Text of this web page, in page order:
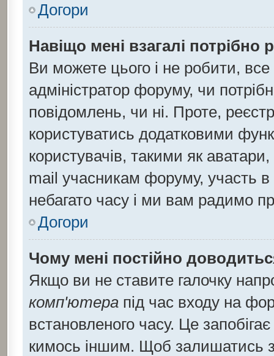
Догори
Навіщо мені взагалі потрібно
Ви можете цього і не робити,
адміністратор форуму, чи
повідомлень, чи ні. Проте,
користуватись додатковими
користувачів, такими як
mail учасникам форуму, участь в
небагато часу і ми вам радимо
Догори
Чому мені постійно
Якщо ви не ставите галочку
комп'ютерапід час входу на
встановленого часу. Це
кимось іншим. Щоб залишатись